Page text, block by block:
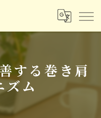
する巻き肩
ズム